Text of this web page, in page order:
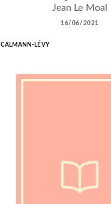
Jean Le Moal
16/06/2021
CALMANN-LÉVY